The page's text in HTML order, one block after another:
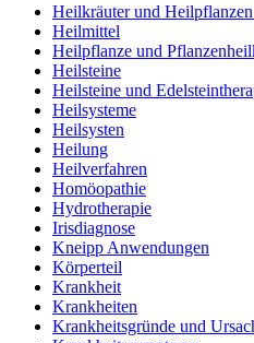
Heilkräuter und
Heilmittel
Heilpflanze und
Heilsteine
Heilsteine und
Heilsysteme
Heilsysten
Heilung
Heilverfahren
Homöopathie
Hydrotherapie
Irisdiagnose
Kneipp Anwendungen
Körperteil
Krankheit
Krankheiten
Krankheitsgründe und